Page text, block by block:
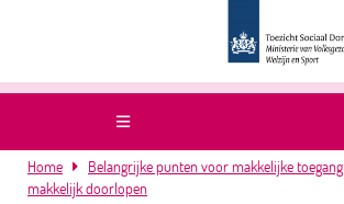
Home Belangrijke punten voor makkelijke toegang
makkelijk doorlopen